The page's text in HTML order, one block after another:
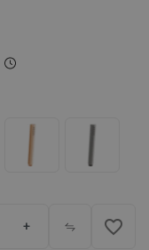
+ favorite_border